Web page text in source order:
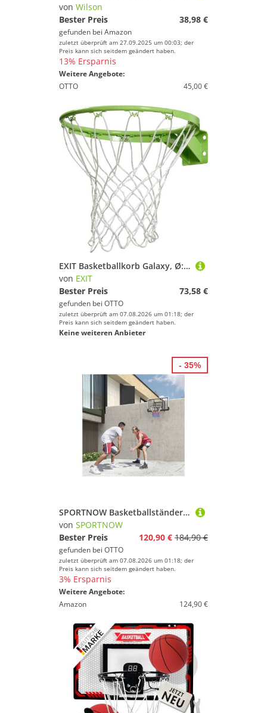
von Wilson
Bester Preis
38,98 €
gefunden bei Amazon
zuletzt überprüft am 27.09.2025 um 00:03; der
Preis kann sich seitdem geändert haben.
13% Ersparnis
Weitere Angebote:
OTTO
45,00 €
EXIT Basketballkorb Galaxy, Ø: 45 cm, Ring mit Netz
von EXIT
Bester Preis
73,58 €
gefunden bei OTTO
zuletzt überprüft am 07.08.2026 um 01:18; der
Preis kann sich seitdem geändert haben.
Keine weiteren Anbieter
SPORTNOW Basketballständer mit Rückwand, mit Ø45 cm Stahlkorb und Netz, Wandmontage (Basketballkorb, 1-St., Basketball Board), für Erwachsene, für Outdoor & Indoor, Schwarz
von SPORTNOW
Bester Preis
120,90 € 184,90 €
gefunden bei OTTO
zuletzt überprüft am 07.08.2026 um 01:18; der
Preis kann sich seitdem geändert haben.
3% Ersparnis
Weitere Angebote:
Amazon
124,90 €
- 35%